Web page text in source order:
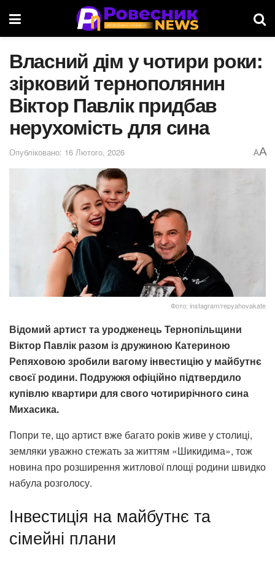
Власний дім у чотири роки:
зірковий тернополянин
Віктор Павлік придбав
нерухомість для сина
Опубліковано: 16 Лютого, 2026 AA
Фото: instagram/repyahovakate
Відомий артист та уродженець Тернопільщини
Віктор Павлік разом із дружиною Катериною
Репяховою зробили вагому інвестицію у майбутнє
своєї родини. Подружжя офіційно підтвердило
купівлю квартири для свого чотирирічного сина
Михасика.
Попри те, що артист вже багато років живе у столиці,
земляки уважно стежать за життям «Шикидима», тож
новина про розширення житлової площі родини швидко
набула розголосу.
Інвестиція на майбутнє та
сімейні плани